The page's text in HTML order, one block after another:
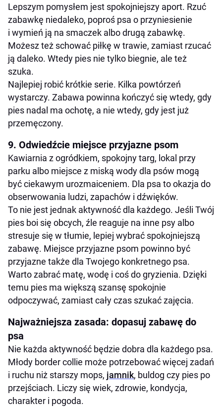
Lepszym pomysłem jest spokojniejszy aport. Rzuć
zabawkę niedaleko, poproś psa o przyniesienie
i wymień ją na smaczek albo drugą zabawkę.
Możesz też schować piłkę w trawie, zamiast rzucać
ją daleko. Wtedy pies nie tylko biegnie, ale też
szuka.
Najlepiej robić krótkie serie. Kilka powtórzeń
wystarczy. Zabawa powinna kończyć się wtedy, gdy
pies nadal ma ochotę, a nie wtedy, gdy jest już
przemęczony.
9. Odwiedźcie miejsce przyjazne psom
Kawiarnia z ogródkiem, spokojny targ, lokal przy
parku albo miejsce z miską wody dla psów mogą
być ciekawym urozmaiceniem. Dla psa to okazja do
obserwowania ludzi, zapachów i dźwięków.
To nie jest jednak aktywność dla każdego. Jeśli Twój
pies boi się obcych, źle reaguje na inne psy albo
stresuje się w tłumie, lepiej wybrać spokojniejszą
zabawę. Miejsce przyjazne psom powinno być
przyjazne także dla Twojego konkretnego psa.
Warto zabrać matę, wodę i coś do gryzienia. Dzięki
temu pies ma większą szansę spokojnie
odpoczywać, zamiast cały czas szukać zajęcia.
Najważniejsza zasada: dopasuj zabawę do
psa
Nie każda aktywność będzie dobra dla każdego psa.
Młody border collie może potrzebować więcej zadań
i ruchu niż starszy mops, jamnik, buldog czy pies po
przejściach. Liczy się wiek, zdrowie, kondycja,
charakter i pogoda.